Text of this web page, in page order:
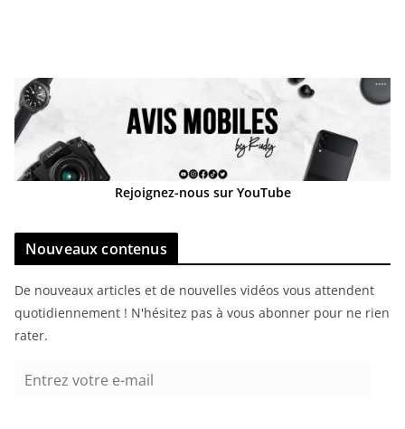
Rejoignez-nous sur YouTube
Nouveaux contenus
De nouveaux articles et de nouvelles vidéos vous attendent
quotidiennement ! N'hésitez pas à vous abonner pour ne rien
rater.